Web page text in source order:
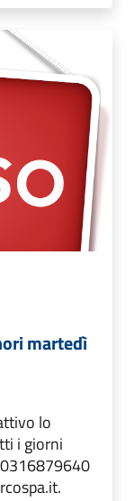
martedì
lo
i giorni